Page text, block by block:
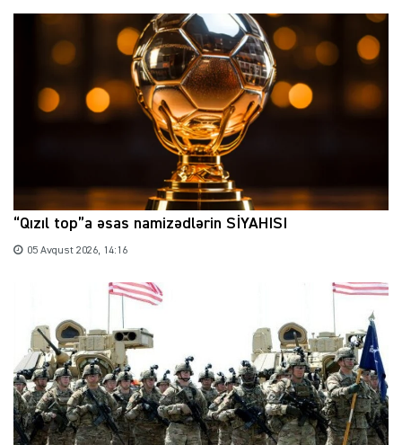
“Qızıl top”a əsas namizədlərin SİYAHISI
05 Avqust 2026, 14:16